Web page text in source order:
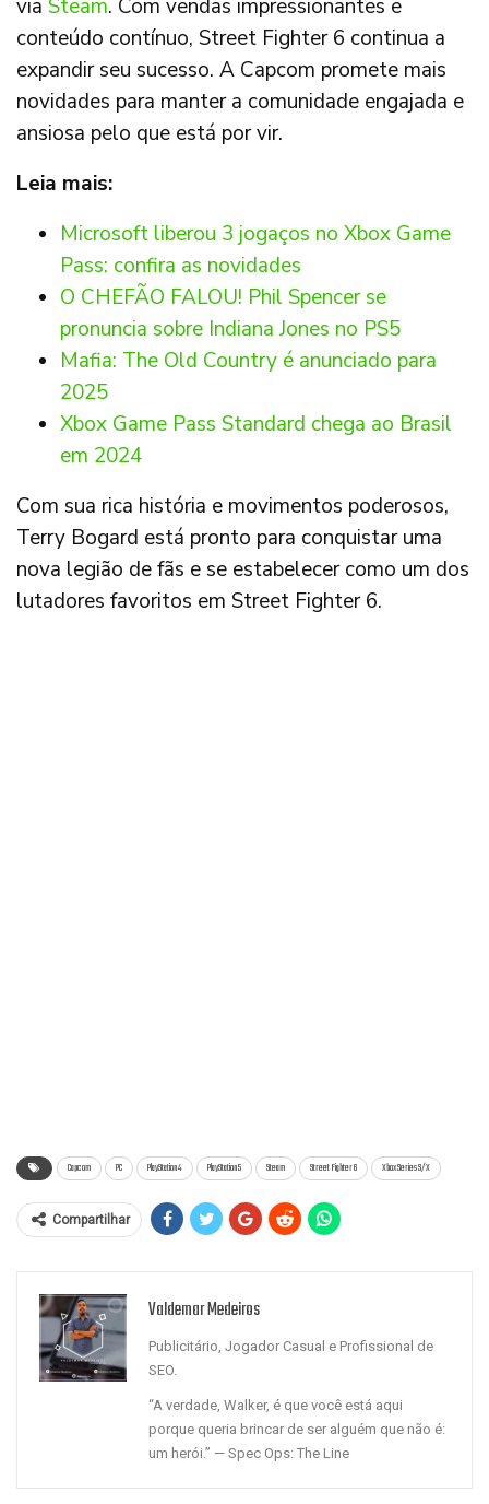
via Steam. Com vendas impressionantes e
conteúdo contínuo, Street Fighter 6 continua a
expandir seu sucesso. A Capcom promete mais
novidades para manter a comunidade engajada e
ansiosa pelo que está por vir.
Leia mais:
Microsoft liberou 3 jogaços no Xbox Game
Pass: confira as novidades
O CHEFÃO FALOU! Phil Spencer se
pronuncia sobre Indiana Jones no PS5
Mafia: The Old Country é anunciado para
2025
Xbox Game Pass Standard chega ao Brasil
em 2024
Com sua rica história e movimentos poderosos,
Terry Bogard está pronto para conquistar uma
nova legião de fãs e se estabelecer como um dos
lutadores favoritos em Street Fighter 6.
Capcom PC PlayStation 4 PlayStation 5 Steam Street Fighter 6 Xbox Series S/X
Compartilhar
Valdemar Medeiros
Publicitário, Jogador Casual e Profissional de
SEO.
“A verdade, Walker, é que você está aqui
porque queria brincar de ser alguém que não é:
um herói.” — Spec Ops: The Line